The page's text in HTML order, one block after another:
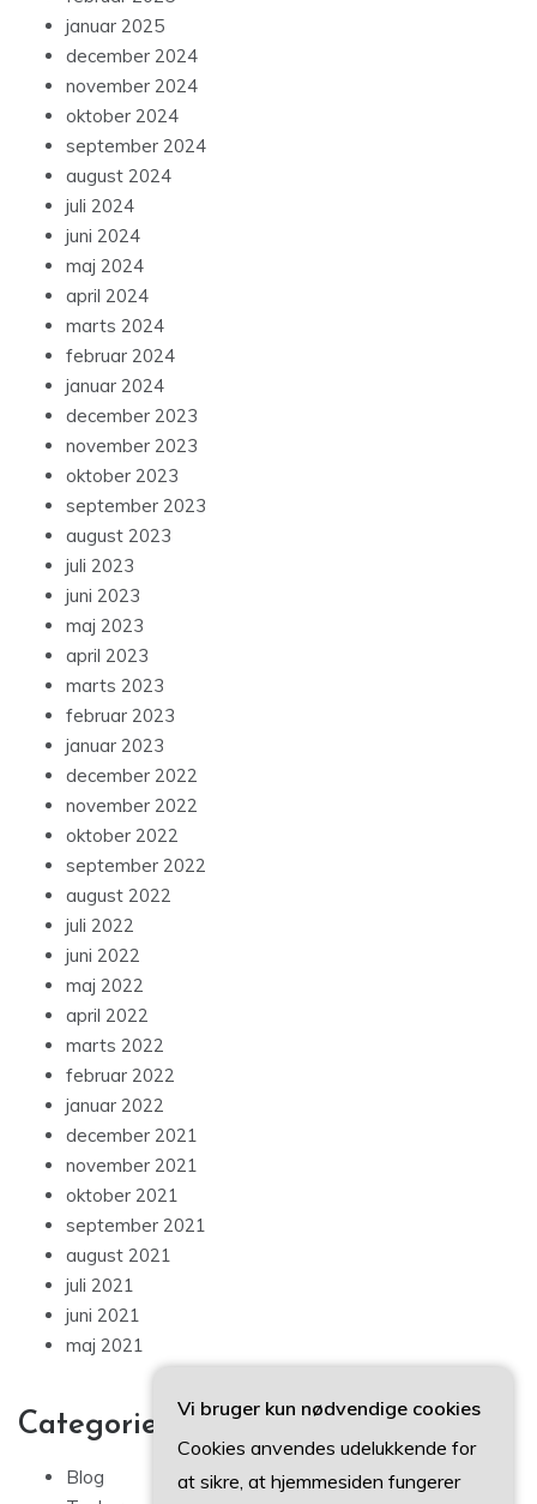
januar 2025
december 2024
november 2024
oktober 2024
september 2024
august 2024
juli 2024
juni 2024
maj 2024
april 2024
marts 2024
februar 2024
januar 2024
december 2023
november 2023
oktober 2023
september 2023
august 2023
juli 2023
juni 2023
maj 2023
april 2023
marts 2023
februar 2023
januar 2023
december 2022
november 2022
oktober 2022
september 2022
august 2022
juli 2022
juni 2022
maj 2022
april 2022
marts 2022
februar 2022
januar 2022
december 2021
november 2021
oktober 2021
september 2021
august 2021
juli 2021
juni 2021
maj 2021
Categories
Blog
Vi bruger kun nødvendige cookies
Cookies anvendes udelukkende for
at sikre, at hjemmesiden fungerer